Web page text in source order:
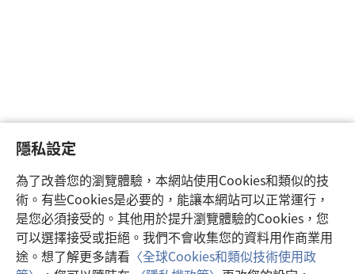
隱私設定
為了改善您的瀏覽體驗，本網站使用Cookies和類似的技
術。有些Cookies是必要的，能讓本網站可以正常運行，
是您必須接受的。其他用於提升瀏覽體驗的Cookies，您
可以選擇接受或拒絕。我們不會收集您的資料用作商業用
途。想了解更多請看 〈全球Cookies和類似技術使用政